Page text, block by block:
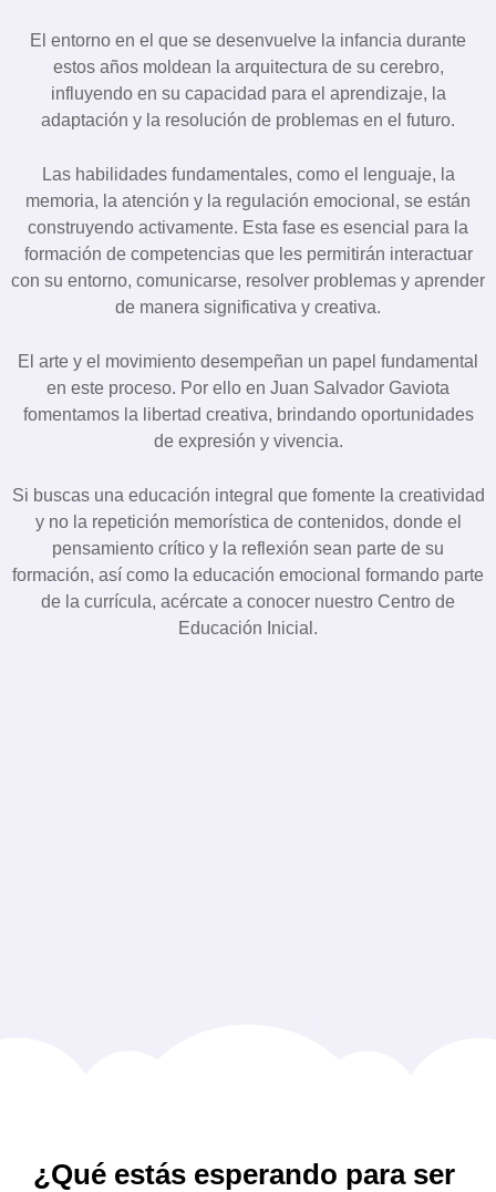
El entorno en el que se desenvuelve la infancia durante
estos años moldean la arquitectura de su cerebro,
influyendo en su capacidad para el aprendizaje, la
adaptación y la resolución de problemas en el futuro.
Las habilidades fundamentales, como el lenguaje, la
memoria, la atención y la regulación emocional, se están
construyendo activamente. Esta fase es esencial para la
formación de competencias que les permitirán interactuar
con su entorno, comunicarse, resolver problemas y aprender
de manera significativa y creativa.
El arte y el movimiento desempeñan un papel fundamental
en este proceso. Por ello en Juan Salvador Gaviota
fomentamos la libertad creativa, brindando oportunidades
de expresión y vivencia.
Si buscas una educación integral que fomente la creatividad
y no la repetición memorística de contenidos, donde el
pensamiento crítico y la reflexión sean parte de su
formación, así como la educación emocional formando parte
de la currícula, acércate a conocer nuestro Centro de
Educación Inicial.
¿Qué estás esperando para ser